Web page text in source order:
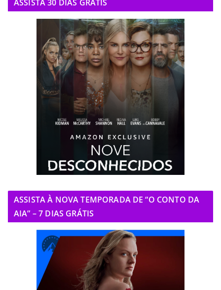
ASSISTA 30 DIAS GRÁTIS
ASSISTA À NOVA TEMPORADA DE “O CONTO DA
AIA” – 7 DIAS GRÁTIS